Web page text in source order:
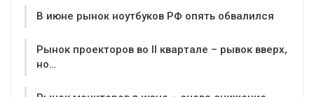
В июне рынок ноутбуков РФ опять обвалился
Рынок проекторов во II квартале – рывок вверх,
но…